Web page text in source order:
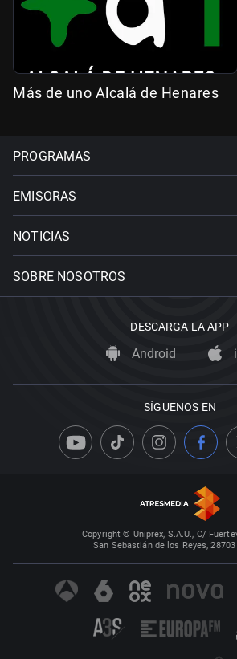
Más de uno Alcalá de Henares
PROGRAMAS
EMISORAS
NOTICIAS
SOBRE NOSOTROS
DESCARGA LA APP
Android
SÍGUENOS EN
Copyright © Uniprex, S.A.U., C/
San Sebastián de los Reyes,